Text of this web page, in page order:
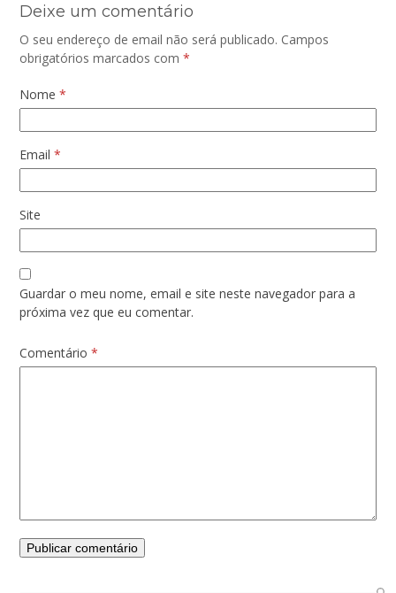
Deixe um comentário
O seu endereço de email não será publicado. Campos
obrigatórios marcados com*
Nome*
Email*
Site
Guardar o meu nome, email e site neste navegador para a
próxima vez que eu comentar.
Comentário*